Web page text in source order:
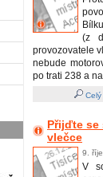
Bílku
(z
provozovatele
nebude
po trati 238 a
Přijďte se
vlečce
9.
V